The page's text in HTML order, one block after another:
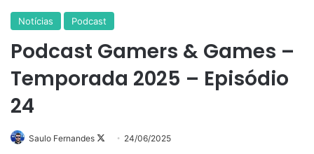
Notícias Podcast
Podcast Gamers & Games –
Temporada 2025 – Episódio
24
Saulo Fernandes
Follow24/06/2025